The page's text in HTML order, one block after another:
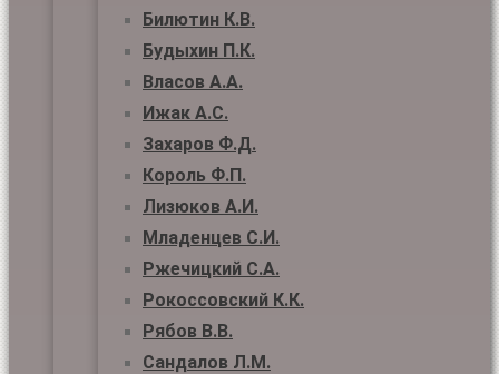
Билютин К.В.
Будыхин П.К.
Власов А.А.
Ижак А.С.
Захаров Ф.Д.
Король Ф.П.
Лизюков А.И.
Младенцев С.И.
Ржечицкий С.А.
Рокоссовский К.К.
Рябов В.В.
Сандалов Л.М.